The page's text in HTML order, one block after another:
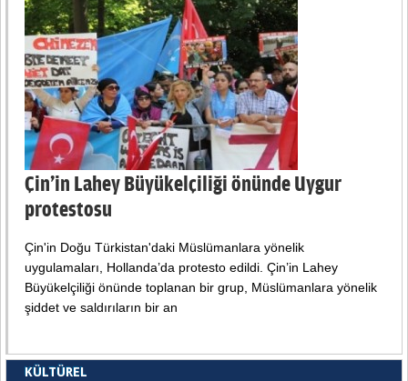
Çin’in Lahey Büyükelçiliği önünde Uygur
protestosu
Çin'in Doğu Türkistan'daki Müslümanlara yönelik
uygulamaları, Hollanda’da protesto edildi. Çin’in Lahey
Büyükelçiliği önünde toplanan bir grup, Müslümanlara yönelik
şiddet ve saldırıların bir an
KÜLTÜREL